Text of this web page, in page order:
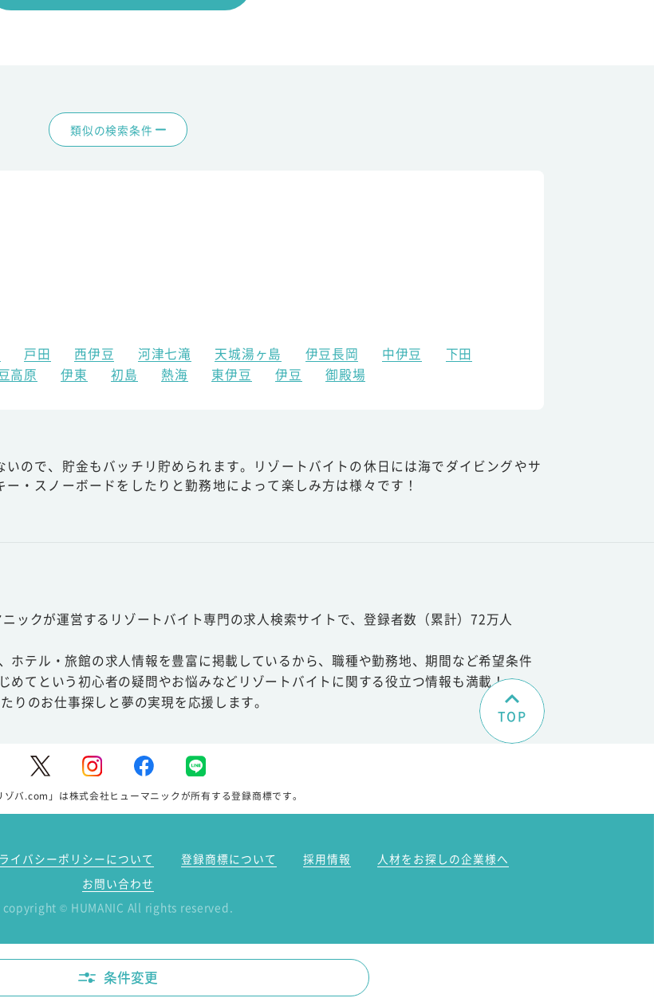
類似の検索条件
戸田 西伊豆 河津七滝 天城湯ヶ島 伊豆長岡 中伊豆
下田
高原 伊東 初島 熱海 東伊豆 伊豆 御殿場
ので、貯金もバッチリ貯められます。リゾートバイトの休日には海でダイビングやサ
・スノーボードをしたりと勤務地によって楽しみ方は様々です！
ックが運営するリゾートバイト専門の求人検索サイトで、登録者数（累計）72万人
ホテル・旅館の求人情報を豊富に掲載しているから、職種や勤務地、期間など希望条件
めてという初心者の疑問やお悩みなどリゾートバイトに関する役立つ情報も満載！
りのお仕事探しと夢の実現を応援します。
TOP
ゾバ.com」は株式会社ヒューマニックが所有する登録商標です。
イバシーポリシーについて 登録商標について 採用情報
人材をお探しの企業様へ
お問い合わせ
copyright © HUMANIC All rights reserved.
条件変更